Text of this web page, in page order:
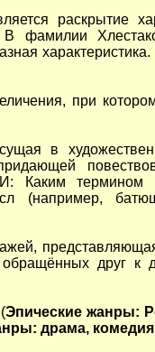
раскрытие
фамилии
при
в
Каким термином
(например,
друг к
Эпические жанры:
драма,